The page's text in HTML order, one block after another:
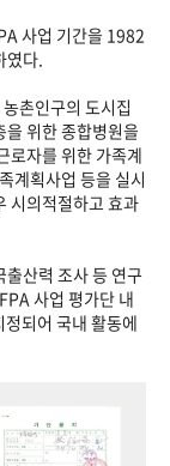
사업 기간을 1982
다.
촌인구의 도시집
위한 종합병원을
로자를 위한 가족계
계획사업 등을 실시
시의적절하고 효과
산력 조사 등 연구
사업 평가단 내
되어 국내 활동에